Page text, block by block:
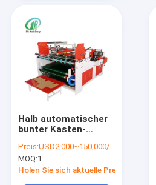
Halb automatischer
bunter Kasten-
2000mm 3.2kw Flexo-
Ordner Gluer
Preis:USD2,000~150,000/set
MOQ:1
Holen Sie sich aktuelle Preis